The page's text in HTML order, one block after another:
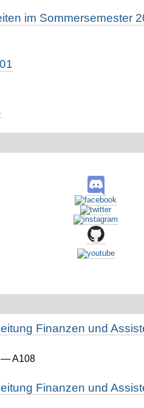
im Sommersemester
Finanzen und
— A108
Finanzen und